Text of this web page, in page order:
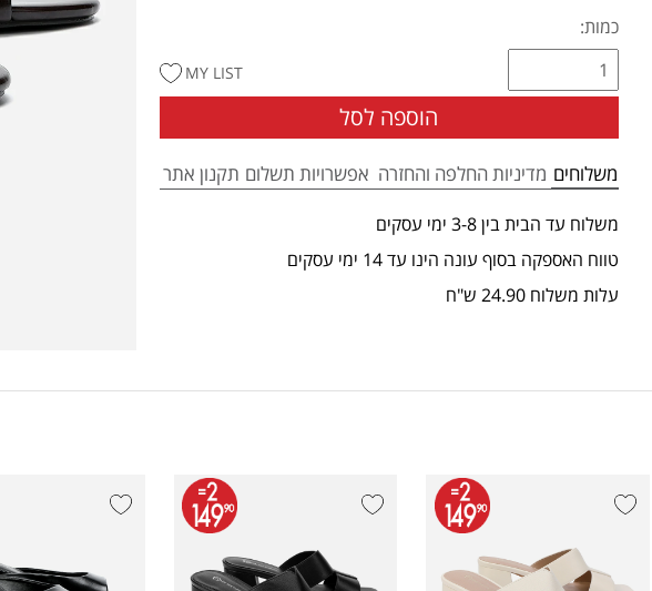
כמות:
הוספה לסל
MY LIST
משלוחים מדיניות החלפה והחזרה אפשרויות תשלום תקנון אתר
משלוח עד הבית בין 3-8 ימי עסקים
טווח האספקה בסוף עונה הינו עד 14 ימי עסקים
עלות משלוח 24.90 ש"ח